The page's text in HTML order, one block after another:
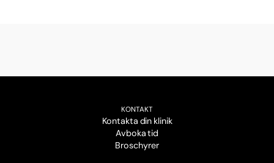
KONTAKT
Kontakta din klinik
Avboka tid
Broschyrer